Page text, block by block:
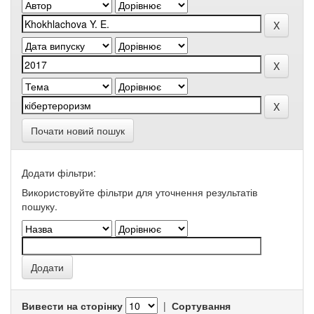
Почати новий пошук
Додати фільтри:
Використовуйте фільтри для уточнення результатів
пошуку.
Вивести на сторінку | Сортування